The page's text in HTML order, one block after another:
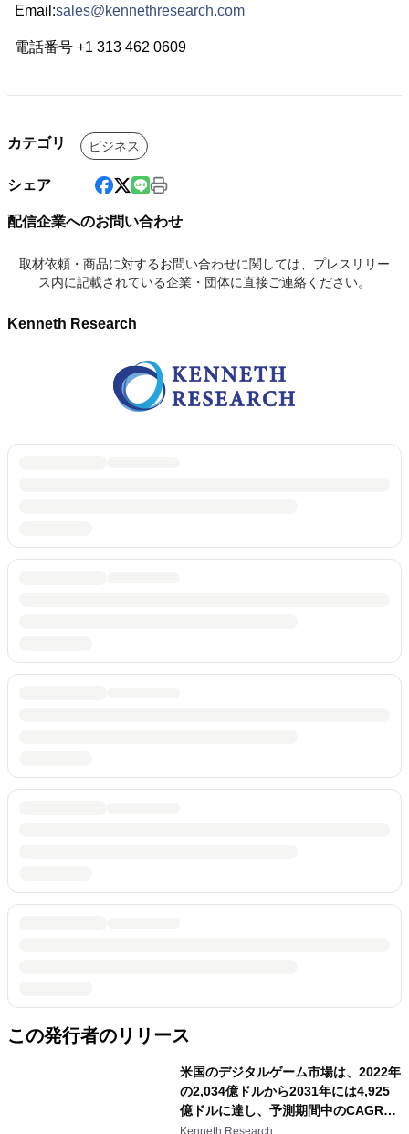
Email:sales@kennethresearch.com
電話番号 +1 313 462 0609
カテゴリ ビジネス
シェア
配信企業へのお問い合わせ
取材依頼・商品に対するお問い合わせに関しては、プレスリリー
ス内に記載されている企業・団体に直接ご連絡ください。
Kenneth Research
この発行者のリリース
米国のデジタルゲーム市場は、2022年
の2,034億ドルから2031年には4,925
億ドルに達し、予測期間中のCAGRは
3.4%で推移
Kenneth Research